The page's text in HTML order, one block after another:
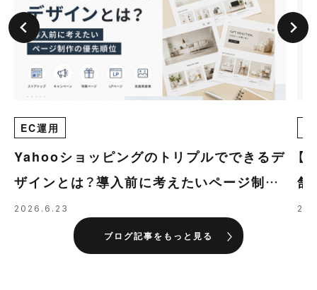
EC運用
Yahooショッピングのトリプルでできるデ
ザインとは？導入前に考えたいページ制作
の優先順位
2026.6.23
【
舗
導
ブログ記事をもっと見る